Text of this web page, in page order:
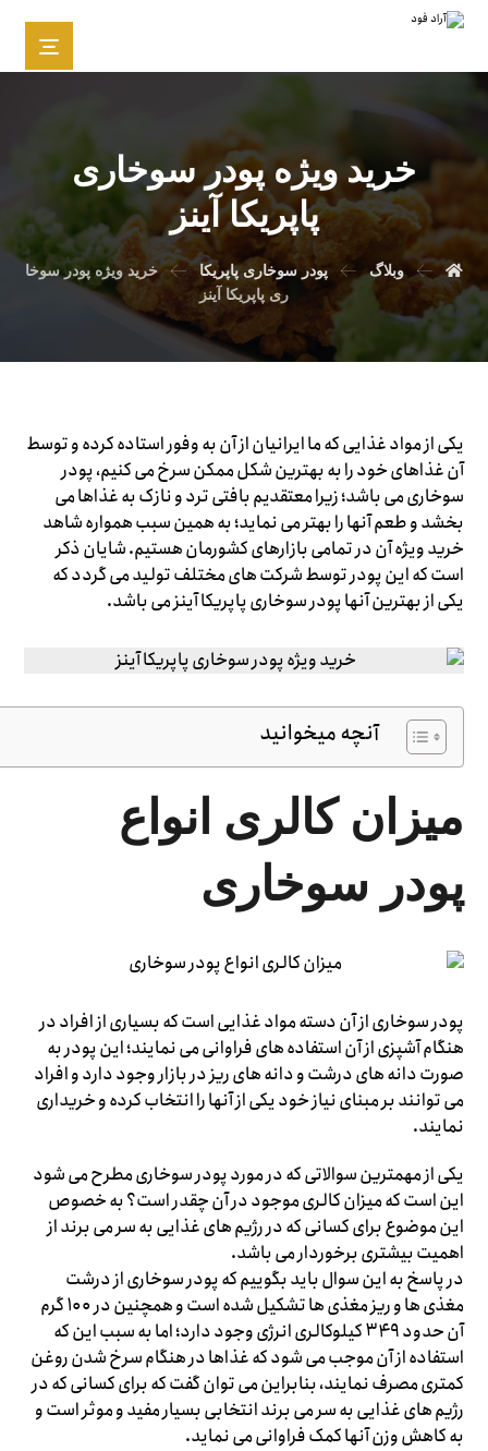
خرید ویژه پودر سوخاری
پاپریکا آینز
وبلاگ پودر سوخاری پاپریکا
خرید ویژه پودر سوخا
ری پاپریکا آینز
یکی از مواد غذایی که ما ایرانیان از آن به وفور استاده کرده و توسط
آن غذاهای خود را به بهترین شکل ممکن سرخ می کنیم، پودر
سوخاری می باشد؛ زیرا معتقدیم بافتی ترد و نازک به غذاها می
بخشد و طعم آنها را بهتر می نماید؛ به همین سبب همواره شاهد
خرید ویژه آن در تمامی بازارهای کشورمان هستیم. شایان ذکر
است که این پودر توسط شرکت های مختلف تولید می گردد که
یکی از بهترین آنها پودر سوخاری پاپریکا آینز می باشد.
آنچه میخوانید
میزان کالری انواع
پودر سوخاری
پودر سوخاری از آن دسته مواد غذایی است که بسیاری از افراد در
هنگام آشپزی از آن استفاده های فراوانی می نمایند؛ این پودر به
صورت دانه های درشت و دانه های ریز در بازار وجود دارد و افراد
می توانند بر مبنای نیاز خود یکی از آنها را انتخاب کرده و خریداری
نمایند.
یکی از مهمترین سوالاتی که در مورد پودر سوخاری مطرح می شود
این است که میزان کالری موجود در آن چقدر است؟ به خصوص
این موضوع برای کسانی که در رژیم های غذایی به سر می برند از
اهمیت بیشتری برخوردار می باشد.
در پاسخ به این سوال باید بگوییم که پودر سوخاری از درشت
مغذی ها و ریز مغذی ها تشکیل شده است و همچنین در ۱۰۰ گرم
آن حدود ۳۴۹ کیلوکالری انرژی وجود دارد؛ اما به سبب این که
استفاده از آن موجب می شود که غذاها در هنگام سرخ شدن روغن
کمتری مصرف نمایند، بنابراین می توان گفت که برای کسانی که در
رژیم های غذایی به سر می برند انتخابی بسیار مفید و موثر است و
به کاهش وزن آنها کمک فراوانی می نماید.